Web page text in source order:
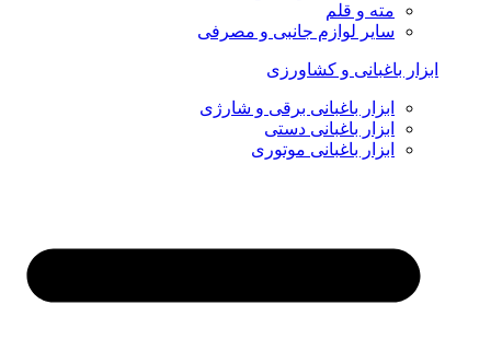
مته و قلم
سایر لوازم جانبی و مصرفی
ابزار باغبانی و کشاورزی
ابزار باغبانی برقی و شارژی
ابزار باغبانی دستی
ابزار باغبانی موتوری